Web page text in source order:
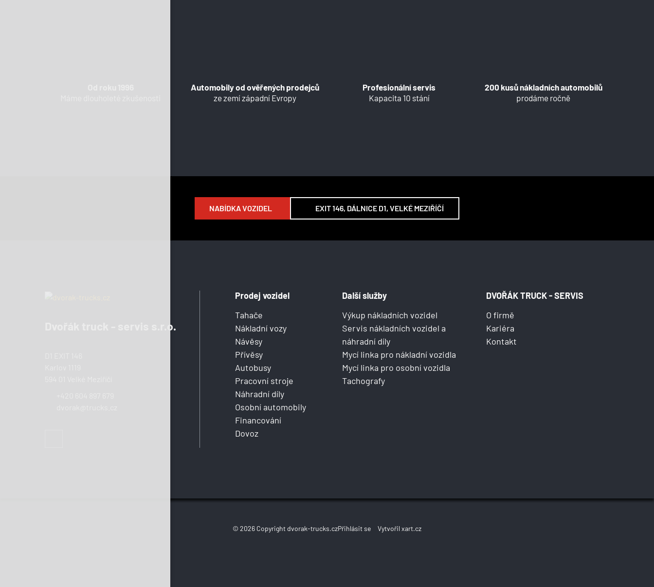
Automobily od ověřených prodejců
ze zemí západní Evropy
Profesionální servis
Kapacita 10 stání
200 kusů nákladních automobilů
prodáme ročně
NABÍDKA VOZIDEL EXIT 146, DÁLNICE D1, VELKÉ MEZIŘÍČÍ
Dvořák truck - servis s.r.o.
Prodej vozidel
Tahače
Nákladní vozy
Návěsy
Přívěsy
Autobusy
Pracovní stroje
Náhradní díly
Osobní automobily
Financování
Dovoz
Další služby
Výkup nákladních vozidel
Servis nákladních vozidel a
náhradní díly
Mycí linka pro nákladní vozidla
Mycí linka pro osobní vozidla
Tachografy
DVOŘÁK TRUCK - SERVIS
O firmě
Kariéra
Kontakt
© 2026 Copyright dvorak-trucks.czPřihlásit se Vytvořil xart.cz